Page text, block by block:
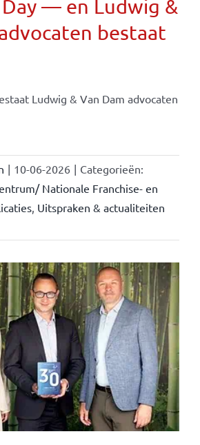
Day — en Ludwig &
bestaat
Ludwig & Van Dam advocaten
| 10-06-2026 | Categorieën:
Nationale Franchise- en
, Uitspraken & actualiteiten